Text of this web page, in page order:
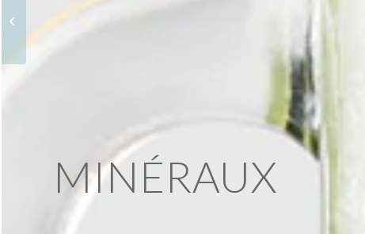
MINÉRAUX